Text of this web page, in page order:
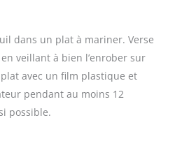
dans un plat à mariner. Verse
veillant à bien l’enrober sur
avec un film plastique et
pendant au moins 12
possible.